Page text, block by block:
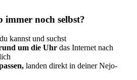
immer noch selbst?
kannst und suchst
um die Uhr das Internet nach
landen direkt in deiner Nejo-